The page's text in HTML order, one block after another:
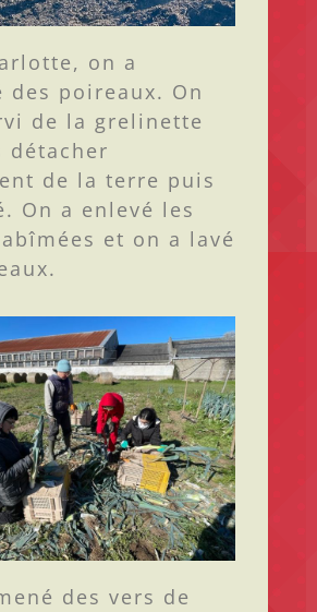
on a
des poireaux. On
de la grelinette
détacher
de la terre puis
On a enlevé les
et on a lavé
des vers de